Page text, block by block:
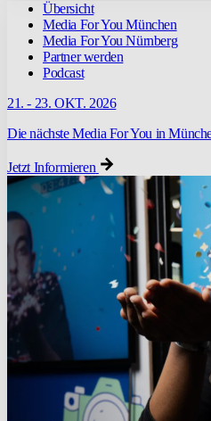
Übersicht
Media For You München
Media For You Nürnberg
Partner werden
Podcast
21. - 23. OKT. 2026
Die nächste Media For You in
Jetzt Informieren